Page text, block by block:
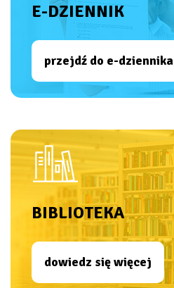
E-DZIENNIK
przejdź do e-dziennika
BIBLIOTEKA
dowiedz się więcej